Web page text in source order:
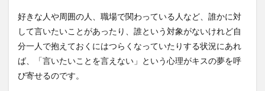
好きな人や周囲の人、職場で関わっている人など、誰かに対
して言いたいことがあったり、誰という対象がないけれど自
分一人で抱えておくにはつらくなっていたりする状況にあれ
ば、「言いたいことを言えない」という心理がキスの夢を呼
び寄せるのです。